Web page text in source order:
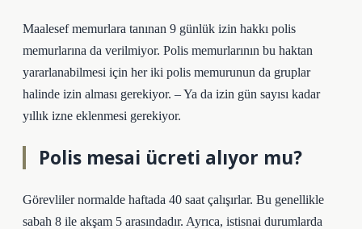
Maalesef memurlara tanınan 9 günlük izin hakkı polis
memurlarına da verilmiyor. Polis memurlarının bu haktan
yararlanabilmesi için her iki polis memurunun da gruplar
halinde izin alması gerekiyor. – Ya da izin gün sayısı kadar
yıllık izne eklenmesi gerekiyor.
Polis mesai ücreti alıyor mu?
Görevliler normalde haftada 40 saat çalışırlar. Bu genellikle
sabah 8 ile akşam 5 arasındadır. Ayrıca, istisnai durumlarda